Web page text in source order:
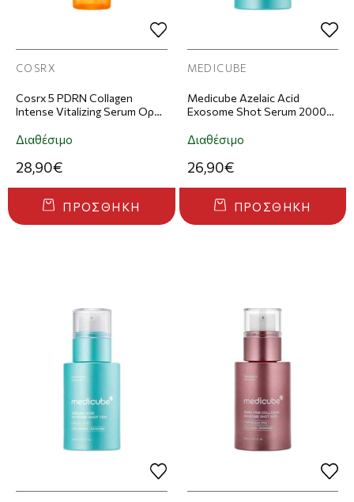
COSRX
Cosrx 5 PDRN Collagen
Intense Vitalizing Serum Ορός
Διαθέσιμο
28,90€
ΠΡΟΣΘΉΚΗ
MEDICUBE
Medicube Azelaic Acid
Exosome Shot Serum 2000
Διαθέσιμο
26,90€
ΠΡΟΣΘΉΚΗ